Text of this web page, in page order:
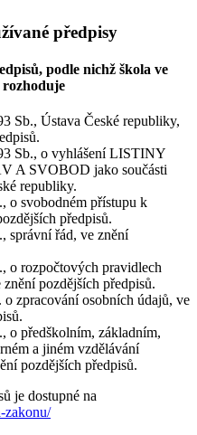
předpisy
podle nichž škola ve
Sb., Ústava České republiky,
Sb., o vyhlášení LISTINY
A SVOBOD jako součásti
republiky.
o svobodném přístupu k
předpisů.
správní řád, ve znění
o rozpočtových pravidlech
pozdějších předpisů.
zpracování osobních údajů, ve
o předškolním, základním,
a jiném vzdělávání
pozdějších předpisů.
je dostupné na
zakonu/